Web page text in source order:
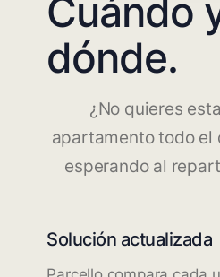
Cuándo
dónde.
¿No quieres
apartamento todo el
esperando al
Solución actualizada